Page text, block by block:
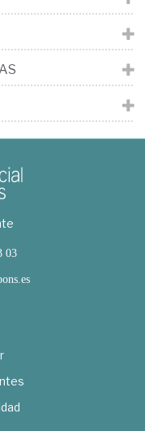
03